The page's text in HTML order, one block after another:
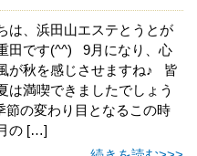
は、浜田山エステとうとが
田です(^^) 9月になり、心
が秋を感じさせますね♪ 皆
は満喫できましたでしょう
の変わり目となるこの時
の […]